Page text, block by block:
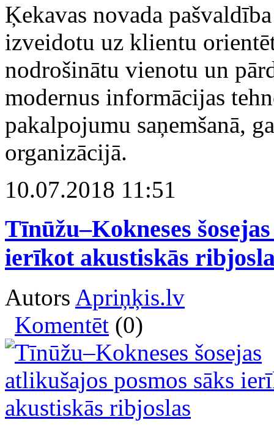
Ķekavas novada
izveidotu uz klientu
nodrošinātu vienotu un
modernus informācijas
pakalpojumu saņemšanā,
organizācijā.
10.07.2018 11:51
Tīnūžu–Kokneses
ierīkot akustiskās
Autors Apriņķis.lv
Komentēt (0)